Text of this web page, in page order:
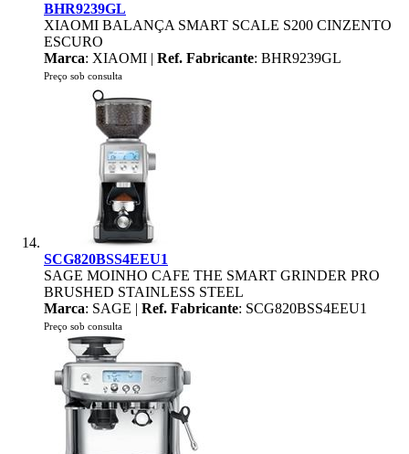
BHR9239GL
XIAOMI BALANÇA SMART SCALE S200 CINZENTO
ESCURO
Marca: XIAOMI | Ref. Fabricante: BHR9239GL
Preço sob consulta
SCG820BSS4EEU1
SAGE MOINHO CAFE THE SMART GRINDER PRO
BRUSHED STAINLESS STEEL
Marca: SAGE | Ref. Fabricante: SCG820BSS4EEU1
Preço sob consulta